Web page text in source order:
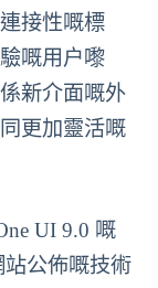
接性嘅標
嘅用户嚟
新介面嘅外
更加靈活嘅
UI 9.0 嘅
站公佈嘅技術